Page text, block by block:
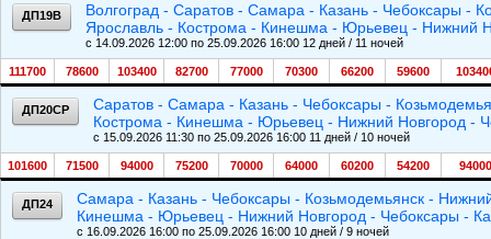
ДП19В
Волгоград - Саратов - Самара - Казань - Чебоксары -
Ярославль - Кострома - Кинешма - Юрьевец - Нижний
c 14.09.2026 12:00 по 25.09.2026 16:00 12 дней / 11 ночей
111700 78600 103400 82700 77000 70300 66200 59600
ДП20СР
Саратов - Самара - Казань - Чебоксары -
Кострома - Кинешма - Юрьевец - Нижний Новгород -
c 15.09.2026 11:30 по 25.09.2026 16:00 11 дней / 10 ночей
101600 71500 94000 75200 70000 64000 60200 54200 94000
ДП24
Самара - Казань - Чебоксары - Козьмодемьянск -
Кинешма - Юрьевец - Нижний Новгород - Чебоксары -
c 16.09.2026 16:00 по 25.09.2026 16:00 10 дней / 9 ночей